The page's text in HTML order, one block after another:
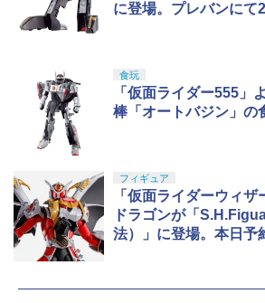
に登場。プレバンにて
食玩
「仮面ライダー555」
棒「オートバジン」の
フィギュア
「仮面ライダーウィ
ドラゴンが「
法）」に登場。本日予